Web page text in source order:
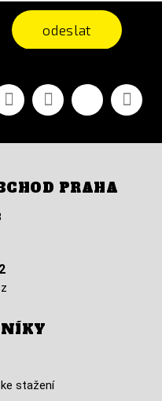
odeslat
YouTubeVimeo Instagram
PRAHA
stažení